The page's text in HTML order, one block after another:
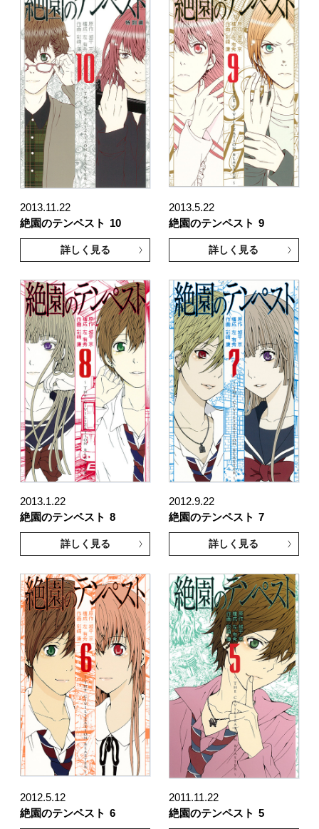
2013.11.22
絶園のテンペスト
10
詳しく見る
2013.5.22
絶園のテンペスト 9
詳しく見る
2013.1.22
絶園のテンペスト 8
詳しく見る
2012.9.22
絶園のテンペスト 7
詳しく見る
2012.5.12
絶園のテンペスト 6
2011.11.22
絶園のテンペスト 5